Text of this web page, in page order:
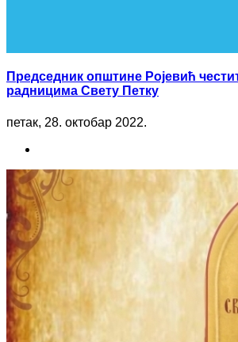
Председник општине Ројевић
радницима Свету Петку
петак, 28. октобар 2022.